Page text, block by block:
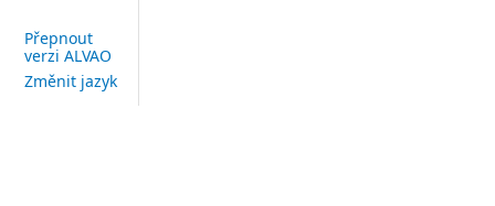
Přepnout
verzi ALVAO
Změnit jazyk